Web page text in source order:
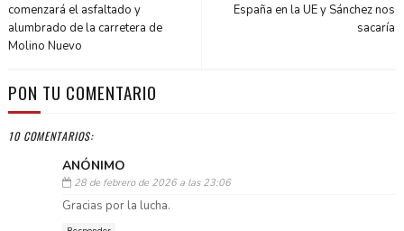
España en la UE y Sánchez nos
sacaría
comenzará el asfaltado y
alumbrado de la carretera de
Molino Nuevo
PON TU COMENTARIO
10 COMENTARIOS:
ANÓNIMO
28 de febrero de 2026 a las 23:06
Gracias por la lucha.